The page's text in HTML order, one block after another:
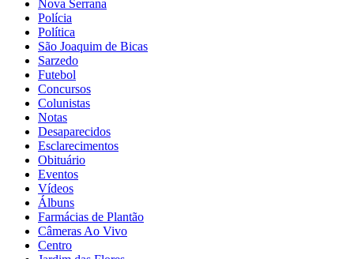
Nova Serrana
Polícia
Política
São Joaquim de Bicas
Sarzedo
Futebol
Concursos
Colunistas
Notas
Desaparecidos
Esclarecimentos
Obituário
Eventos
Vídeos
Álbuns
Farmácias de Plantão
Câmeras Ao Vivo
Centro